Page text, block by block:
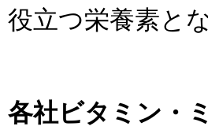
役立つ栄養素と
各社ビタミン ・